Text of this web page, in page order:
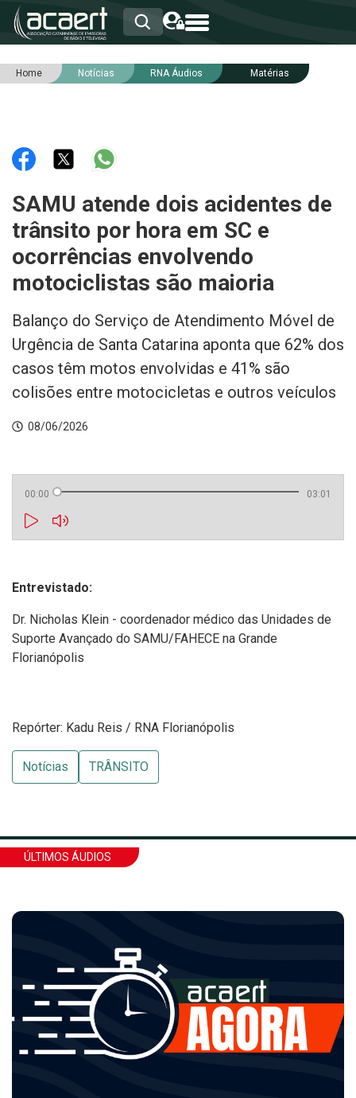
HOME
RNA
NOTÍCIAS
INTEGRIDADE
Home Notícias RNA Áudios Matérias
SAMU atende dois acidentes de
trânsito por hora em SC e
ocorrências envolvendo
motociclistas são maioria
Balanço do Serviço de Atendimento Móvel de
Urgência de Santa Catarina aponta que 62% dos
casos têm motos envolvidas e 41% são
colisões entre motocicletas e outros veículos
08/06/2026
00:00 03:01
Entrevistado:
Dr. Nicholas Klein - coordenador médico das Unidades de
Suporte Avançado do SAMU/FAHECE na Grande
Florianópolis
Repórter: Kadu Reis / RNA Florianópolis
Notícias TRÂNSITO
ÚLTIMOS ÁUDIOS